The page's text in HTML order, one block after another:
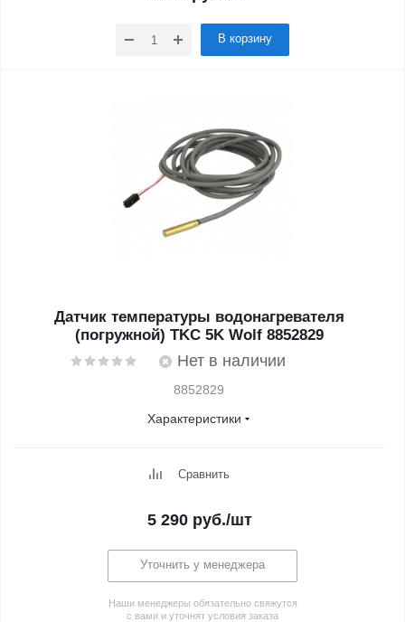
В корзину
Датчик температуры водонагревателя
(погружной) TKC 5K Wolf 8852829
Нет в наличии
8852829
Характеристики
Сравнить
5 290руб./шт
Уточнить у менеджера
Наши менеджеры обязательно свяжутся
с вами и уточнят условия заказа